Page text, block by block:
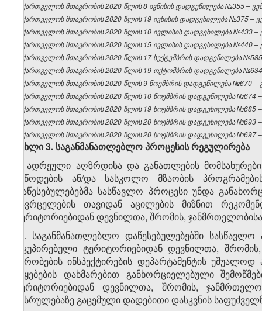
საქართველოს მთავრობის 2020 წლის 8 ივნისის დადგენილება №355 –
საქართველოს მთავრობის 2020 წლის 19 ივნისის დადგენილება №375 –
საქართველოს მთავრობის 2020 წლის 10 ივლისის დადგენილება №433 –
საქართველოს მთავრობის 2020 წლის 15 ივლისის დადგენილება №440 –
საქართველოს მთავრობის 2020 წლის 17 სექტემბრის დადგენილება
საქართველოს მთავრობის 2020 წლის 19 ოქტომბრის დადგენილება
საქართველოს მთავრობის 2020 წლის 9 ნოემბრის დადგენილება №670 –
საქართველოს მთავრობის 2020 წლის 10 ნოემბრის დადგენილება №674
საქართველოს მთავრობის 2020 წლის 19 ნოემბრის დადგენილება №685
საქართველოს მთავრობის 2020 წლის 20 ნოემბრის დადგენილება №693
საქართველოს მთავრობის 2020 წლის 20 ნოემბრის დადგენილება №697
მუხლი3. საგანმანათლებლო პროცესის რეგულირება
1. ადრეული აღზრდისა და განათლების
მიწოდების ან/და სასკოლო მზაობის
დაწესებულებებმა სასწავლო პროცესი უნდა
გავრცელების თავიდან აცილების მიზნით
ტერიტორიებიდან დევნილთა, შრომის,
. საგანმანათლებლო დაწესებულებებში
ოკუპირებული ტერიტორიებიდან დევნილთა,
პირობების ინსპექტირების დეპარტამენტის
უწყებების დახმარებით განხორციელებული
ტერიტორიებიდან დევნილთა, შრომის,
შესრულებაზე გაცემული დადებითი დასკვნის